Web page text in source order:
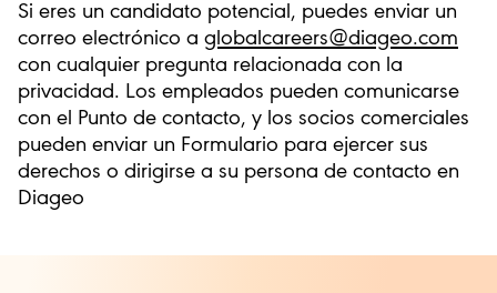
Si eres un candidato potencial, puedes enviar un
correo electrónico a globalcareers@diageo.com
con cualquier pregunta relacionada con la
privacidad. Los empleados pueden comunicarse
con el Punto de contacto, y los socios comerciales
pueden enviar un Formulario para ejercer sus
derechos o dirigirse a su persona de contacto en
Diageo